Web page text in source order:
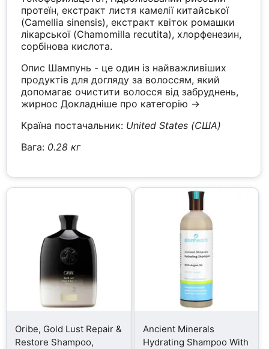
протеїн, екстракт листя камелії китайської
(Camellia sinensis), екстракт квіток ромашки
лікарської (Chamomilla recutita), хлорфенезин,
сорбінова кислота.
Опис Шампунь - це один із найважливіших
продуктів для догляду за волоссям, який
допомагає очистити волосся від забруднень,
жирносДокладніше про категорію →
Країна постачальник: United States (США)
Вага: 0.28 кг
Oribe, Gold Lust Repair &
Restore Shampoo,
Ancient Minerals
Hydrating Shampoo With